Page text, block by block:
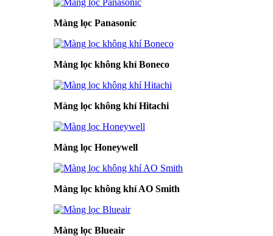
Màng lọc Panasonic
Màng lọc không khí Boneco
Màng lọc không khí Hitachi
Màng lọc Honeywell
Màng lọc không khí AO Smith
Màng lọc Blueair